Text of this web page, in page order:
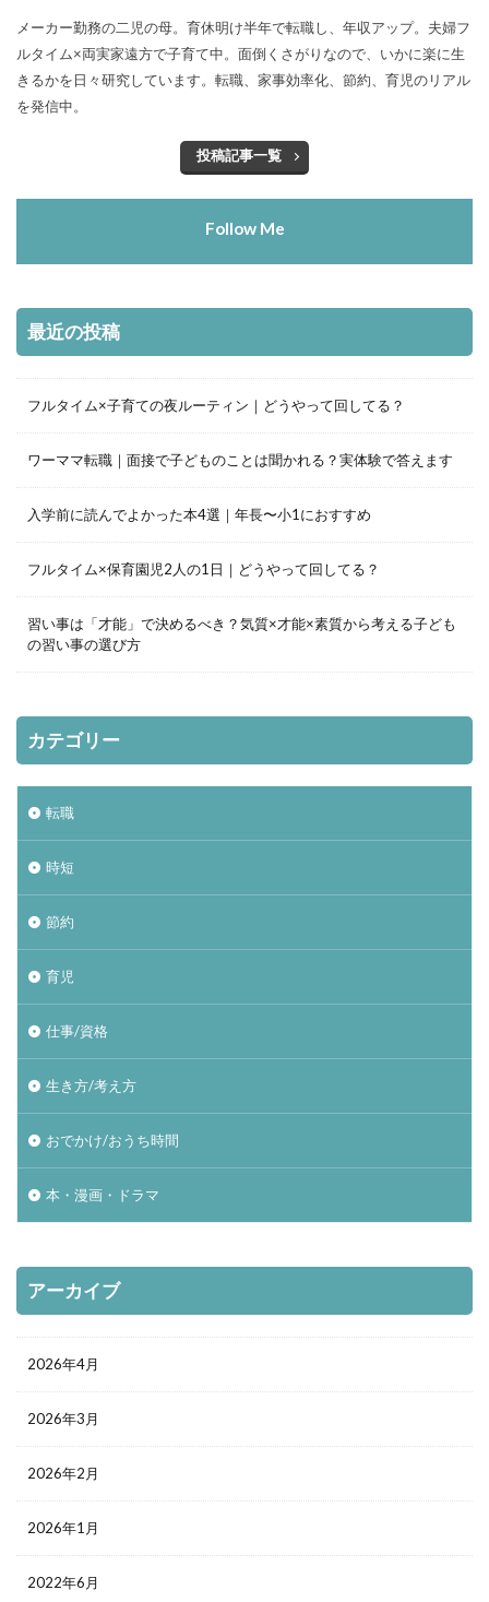
メーカー勤務の二児の母。育休明け半年で転職し、年収アップ。夫婦フ
ルタイム×両実家遠方で子育て中。面倒くさがりなので、いかに楽に生
きるかを日々研究しています。転職、家事効率化、節約、育児のリアル
を発信中。
投稿記事一覧
Follow Me
最近の投稿
フルタイム×子育ての夜ルーティン｜どうやって回してる？
ワーママ転職｜面接で子どものことは聞かれる？実体験で答えます
入学前に読んでよかった本4選｜年長〜小1におすすめ
フルタイム×保育園児2人の1日｜どうやって回してる？
習い事は「才能」で決めるべき？気質×才能×素質から考える子ども
の習い事の選び方
カテゴリー
転職
時短
節約
育児
仕事/資格
生き方/考え方
おでかけ/おうち時間
本・漫画・ドラマ
アーカイブ
2026年4月
2026年3月
2026年2月
2026年1月
2022年6月